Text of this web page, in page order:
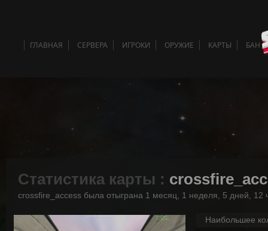
ГЛАВНАЯ СЕРВЕРА ИГРОКИ ОРУЖИЕ КАРТЫ БАН
Статистика карты :
crossfire_access была отыграна 1 месяц, 1 неделя, 5 дней, 12
Наибольшее